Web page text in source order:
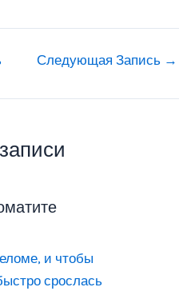
Следующая Запись →